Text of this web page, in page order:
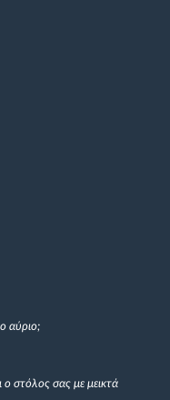
αύριο;
ο στόλος σας με μεικτά